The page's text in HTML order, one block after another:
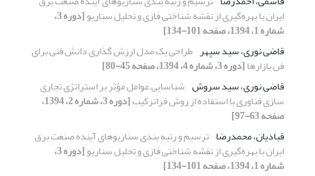
ایران با بهره‌گیری از نقشه شناختی فازی و تحلیل سناریو [دوره 3،
شماره 1، 1394، صفحه 101-134]
قاضی نوری، سید سپهر طراحی یک مدل ارزش گذاری دانش فنی برای
فن بازارها[دوره 3، شماره 4، 1394، صفحه 45-80]
قاضی نوری، سید سروش شناسایی عوامل مؤثر بر استراتژی تجاری
سازی فناوری با استفاده از روش فراترکیب [دوره 3، شماره 2، 1394،
صفحه 63-97]
قبادیان، محمدرضا ترسیم و رتبه بندی سناریوهای آینده صنعت برق
ایران با بهره‌گیری از نقشه شناختی فازی و تحلیل سناریو [دوره 3،
شماره 1، 1394، صفحه 101-134]